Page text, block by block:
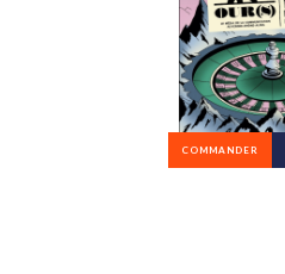
COMMANDER